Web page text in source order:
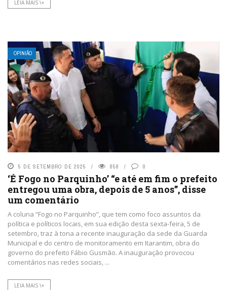
LEIA MAIS \+
OPINIÃO
5 DE SETEMBRO DE 2025 858 0
‘É Fogo no Parquinho’ “e até em fim o prefeito
entregou uma obra, depois de 5 anos”, disse
um comentário
A coluna “Fogo no Parquinho”, que tem como foco assuntos da
política e políticos locais, em sua edição desta sexta-feira, 5 de
setembro, traz à tona a recente inauguração da sede da Guarda
Municipal e do centro de monitoramento em Itarantim, obra do
governo do prefeito Fábio Gusmão. A inauguração provocou
comentários nas redes sociais, ...
LEIA MAIS \+